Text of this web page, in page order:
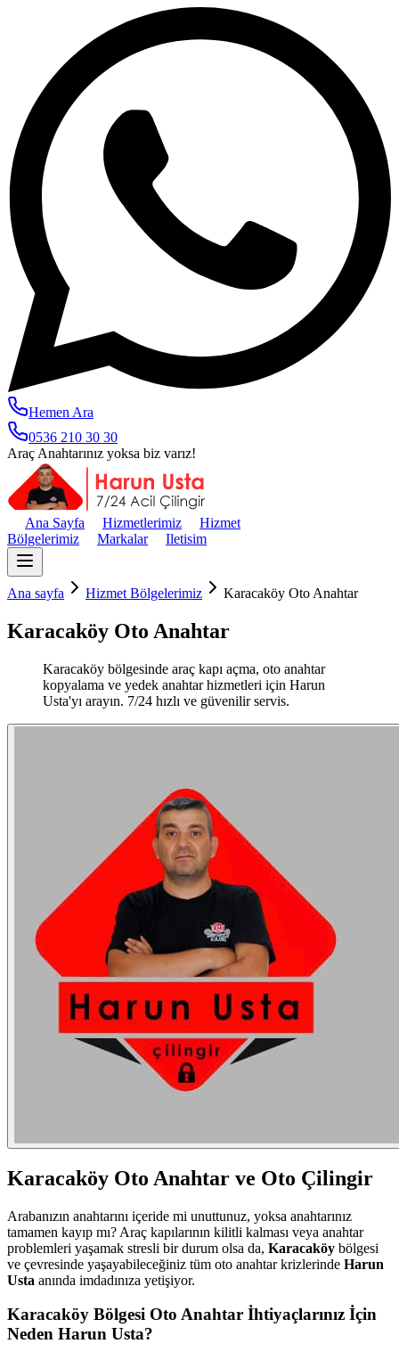
Hemen Ara
0536 210 30 30
Araç Anahtarınız yoksa biz varız!
Ana Sayfa Hizmetlerimiz
Hizmet
Bölgelerimiz
Markalar Iletisim
Ana sayfa Hizmet Bölgelerimiz Karacaköy Oto Anahtar
Karacaköy Oto Anahtar
Karacaköy bölgesinde araç kapı açma, oto anahtar
kopyalama ve yedek anahtar hizmetleri için Harun
Usta'yı arayın. 7/24 hızlı ve güvenilir servis.
Karacaköy Oto Anahtar ve Oto Çilingir
Arabanızın anahtarını içeride mi unuttunuz, yoksa anahtarınız
tamamen kayıp mı? Araç kapılarının kilitli kalması veya anahtar
problemleri yaşamak stresli bir durum olsa da, Karacaköy bölgesi
ve çevresinde yaşayabileceğiniz tüm oto anahtar krizlerinde Harun
Usta anında imdadınıza yetişiyor.
Karacaköy Bölgesi Oto Anahtar İhtiyaçlarınız İçin
Neden Harun Usta?